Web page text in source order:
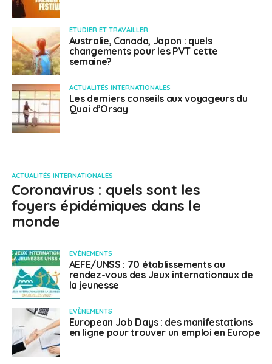
ETUDIER ET TRAVAILLER
Australie, Canada, Japon : quels
changements pour les PVT cette
semaine?
ACTUALITÉS INTERNATIONALES
Les derniers conseils aux voyageurs du
Quai d’Orsay
ACTUALITÉS INTERNATIONALES
Coronavirus : quels sont les
foyers épidémiques dans le
monde
EVÈNEMENTS
AEFE/UNSS : 70 établissements au
rendez-vous des Jeux internationaux de
la jeunesse
EVÈNEMENTS
European Job Days : des manifestations
en ligne pour trouver un emploi en Europe